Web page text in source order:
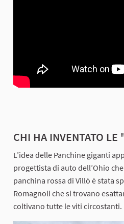
CHI HA INVENTATO
L’idea delle Panchine giganti
progettista di auto dell’Ohio
panchina rossa di Villò è stata
Romagnoli che si trovano
coltivano tutte le viti circostanti.